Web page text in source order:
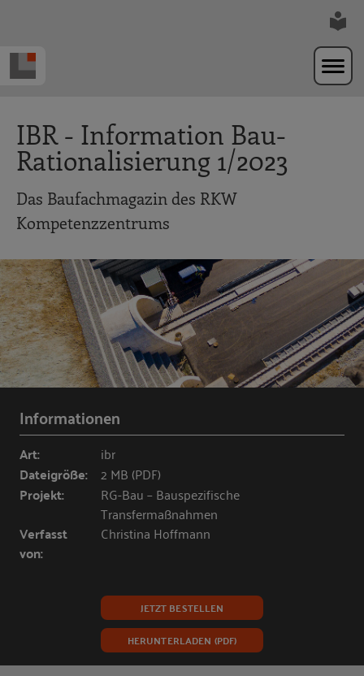
IBR - Information Bau-
Rationalisierung 1/2023
Das Baufachmagazin des RKW
Kompetenzzentrums
Informationen
Art: ibr
Dateigröße: 2 MB (PDF)
Projekt:
RG-Bau – Bauspezifische
Transfermaßnahmen
Verfasst
von:
Christina Hoffmann
JETZT BESTELLEN
HERUNTERLADEN (PDF)